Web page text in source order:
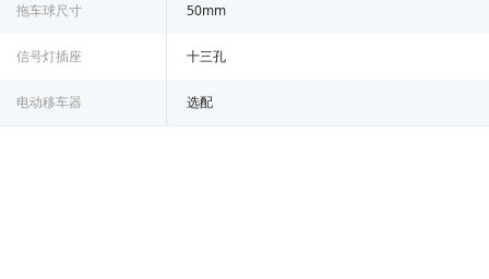
拖车球尺寸 50mm
信号灯插座 十三孔
电动移车器 选配